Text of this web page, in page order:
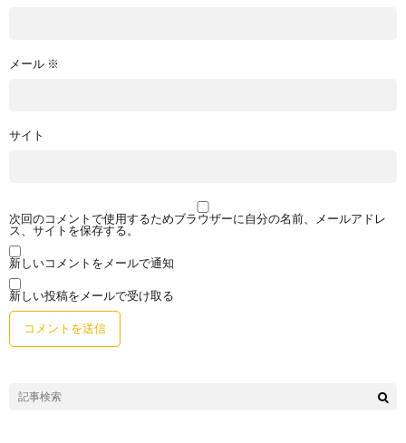
メール ※
サイト
次回のコメントで使用するためブラウザーに自分の名前、メールアドレ
ス、サイトを保存する。
新しいコメントをメールで通知
新しい投稿をメールで受け取る